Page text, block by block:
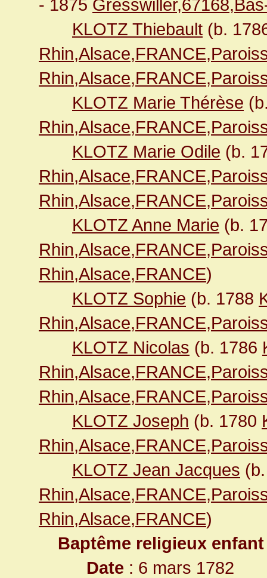
- 1875
KLOTZ Thiebault (b.
KLOTZ Marie Thérèse
KLOTZ Marie Odile (b.
KLOTZ Anne Marie (b.
Rhin,Alsace,FRANCE)
KLOTZ Sophie (b. 1788
KLOTZ Nicolas (b. 1786
KLOTZ Joseph (b. 1780
KLOTZ Jean Jacques
Rhin,Alsace,FRANCE)
Baptême religieux enfant
Date : 6 mars 1782